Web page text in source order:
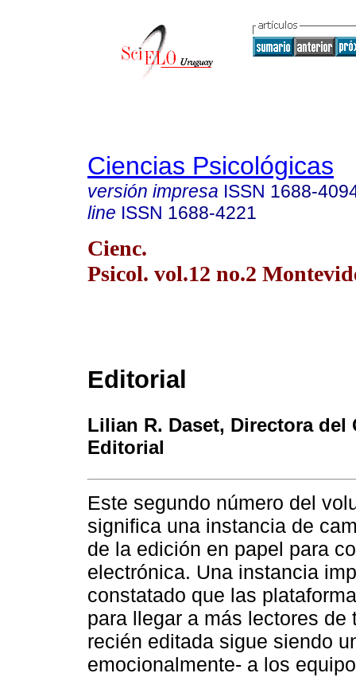
Ciencias Psicológicas
versión impresa ISSN 1688-
line ISSN 1688-4221
Cienc.
Psicol. vol.12 no.2
Editorial
Lilian R. Daset, Directora del
Editorial
Este segundo número del
significa una instancia de
de la edición en papel para
electrónica. Una instancia
constatado que las
para llegar a más lectores
recién editada sigue siendo
emocionalmente- a los